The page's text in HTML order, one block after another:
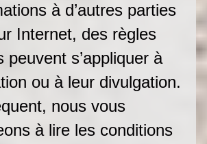
à d’autres parties
Internet, des règles
peuvent s’appliquer à
ou à leur divulgation.
nous vous
à lire les conditions